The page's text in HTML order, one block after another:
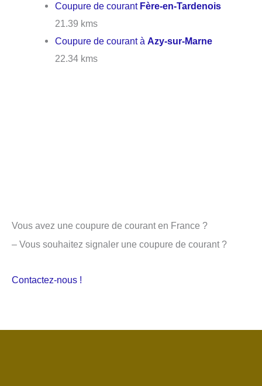
Coupure de courant Fère-en-Tardenois
21.39 kms
Coupure de courant àAzy-sur-Marne
22.34 kms
Vous avez une coupure de courant en France ?
– Vous souhaitez signaler une coupure de courant ?
Contactez-nous !